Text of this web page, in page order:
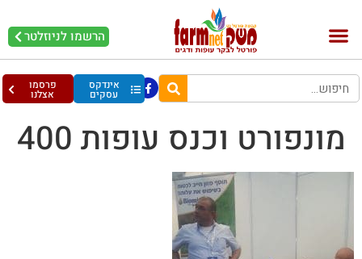
הרשמו לניוזלטר
אינדקס
עסקים
פרסמו
אצלנו
מונפורט וכנס עופות 400